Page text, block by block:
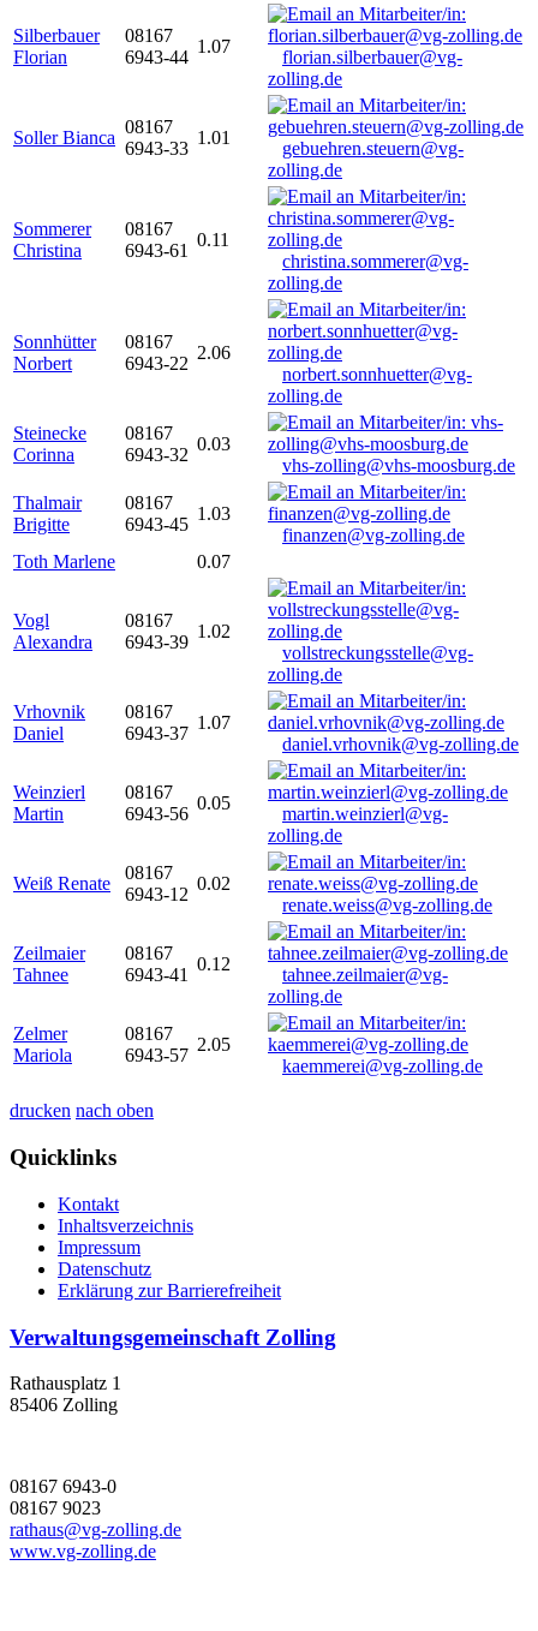
Silberbauer
Florian
08167
6943-44
1.07
florian.silberbauer@vg-
zolling.de
Soller Bianca
08167
6943-33
1.01
gebuehren.steuern@vg-
zolling.de
Sommerer
Christina
08167
6943-61
0.11
christina.sommerer@vg-
zolling.de
Sonnhütter
Norbert
08167
6943-22
2.06
norbert.sonnhuetter@vg-
zolling.de
Steinecke
Corinna
08167
6943-32
0.03
vhs-zolling@vhs-moosburg.de
Thalmair
Brigitte
08167
6943-45
1.03
finanzen@vg-zolling.de
Toth Marlene
0.07
Vogl
Alexandra
08167
6943-39
1.02
vollstreckungsstelle@vg-
zolling.de
Vrhovnik
Daniel
08167
6943-37
1.07
daniel.vrhovnik@vg-zolling.de
Weinzierl
Martin
08167
6943-56
0.05
martin.weinzierl@vg-
zolling.de
Weiß Renate
08167
6943-12
0.02
renate.weiss@vg-zolling.de
Zeilmaier
Tahnee
08167
6943-41
0.12
tahnee.zeilmaier@vg-
zolling.de
Zelmer
Mariola
08167
6943-57
2.05
kaemmerei@vg-zolling.de
drucken nach oben
Quicklinks
Kontakt
Inhaltsverzeichnis
Impressum
Datenschutz
Erklärung zur Barrierefreiheit
Verwaltungsgemeinschaft Zolling
Rathausplatz 1
85406 Zolling
08167 6943-0
08167 9023
rathaus@vg-zolling.de
www.vg-zolling.de